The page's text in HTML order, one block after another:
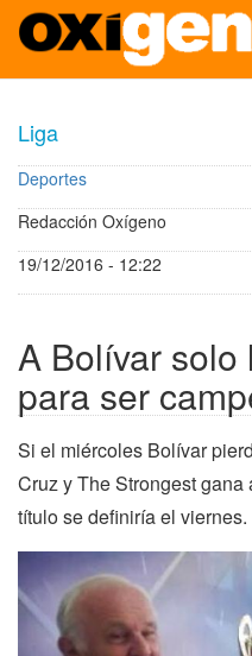
contenido
principal
Liga
Deportes
Redacción Oxígeno
19/12/2016 - 12:22
A Bolívar solo
para ser
Si el miércoles Bolívar
Cruz y The Strongest
título se definiría el viernes.